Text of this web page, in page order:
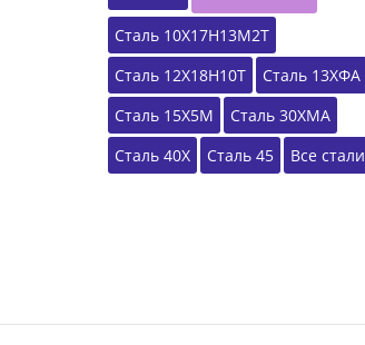
Сталь 10Х17Н13М2Т
Сталь 12Х18Н10Т
Сталь 13ХФА
Сталь 15Х5М
Сталь 30ХМА
Сталь 40Х
Сталь 45 Все стали